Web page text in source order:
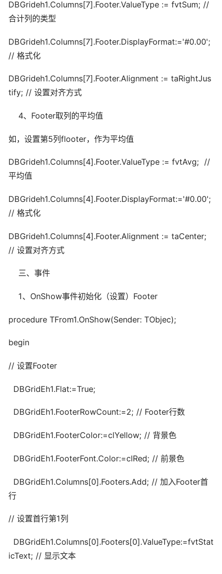
DBGrideh1.Columns[7].Footer.ValueType := fvtSum; //
合计列的类型
DBGrideh1.Columns[7].Footer.DisplayFormat:='#0.00';
// 格式化
DBGrideh1.Columns[7].Footer.Alignment := taRightJus
tify; // 设置对齐方式
4、Footer取列的平均值
如，设置第5列flooter，作为平均值
DBGrideh1.Columns[4].Footer.ValueType := fvtAvg; //
平均值
DBGrideh1.Columns[4].Footer.DisplayFormat:='#0.00';
// 格式化
DBGrideh1.Columns[4].Footer.Alignment := taCenter;
// 设置对齐方式
三、事件
1、OnShow事件初始化（设置）Footer
procedure TFrom1.OnShow(Sender: TObjec);
begin
// 设置Footer
DBGridEh1.Flat:=True;
DBGridEh1.FooterRowCount:=2; // Footer行数
DBGridEh1.FooterColor:=clYellow; // 背景色
DBGridEh1.FooterFont.Color:=clRed; // 前景色
DBGridEh1.Columns[0].Footers.Add; // 加入Footer首
行
// 设置首行第1列
DBGridEh1.Columns[0].Footers[0].ValueType:=fvtStat
icText; // 显示文本